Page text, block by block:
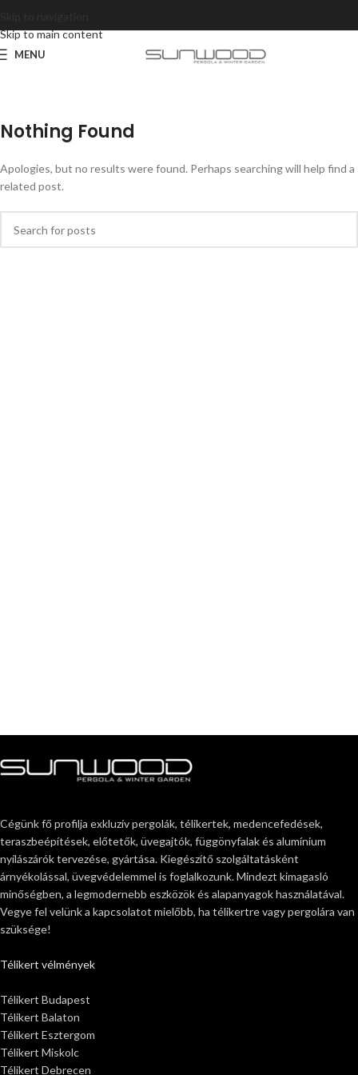
Skip to main content
MENU
Nothing Found
Apologies, but no results were found. Perhaps searching will help find a
related post.
Cégünk fő profilja exkluzív pergolák, télikertek, medencefedések,
teraszbeépítések, előtetők, üvegajtók, függönyfalak és alumínium
nyílászárók tervezése, gyártása. Kiegészítő szolgáltatásként
árnyékolással, üvegvédelemmel is foglalkozunk. Mindezt kimagasló
minőségben, a legmodernebb eszközök és alapanyagok használatával.
Vegye fel velünk a kapcsolatot mielőbb, ha télikertre vagy pergolára van
szüksége!
Télikert vélmények
Télikert Budapest
Télikert Balaton
Télikert Esztergom
Télikert Miskolc
Télikert Debrecen